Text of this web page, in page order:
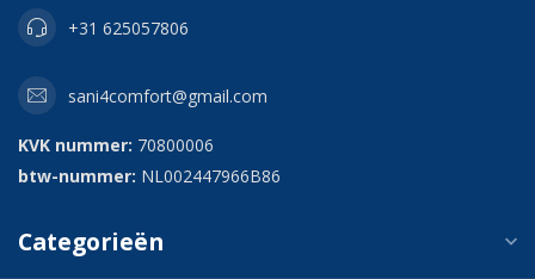
+31 625057806
sani4comfort@gmail.com
KVK nummer: 70800006
btw-nummer: NL002447966B86
Categorieën